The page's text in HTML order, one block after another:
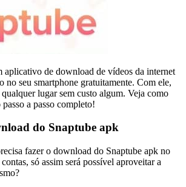
aplicativo de download de vídeos da internet
no seu smartphone gratuitamente. Com ele,
lugar sem custo algum. Veja como
a passo completo!
do Snaptube apk
fazer o download do Snaptube apk no
só assim será possível aproveitar a